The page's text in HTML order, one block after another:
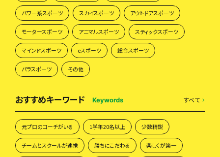
パワー系スポーツ スカイスポーツ アウトドアスポーツ
モータースポーツ アニマルスポーツ スティックスポーツ
マインドスポーツ eスポーツ 総合スポーツ
パラスポーツ その他
おすすめキーワード Keywords すべて
元プロのコーチがいる 1学年20名以上 少数精鋭
チームとスクールが連携 勝ちにこだわる 楽しくが第一